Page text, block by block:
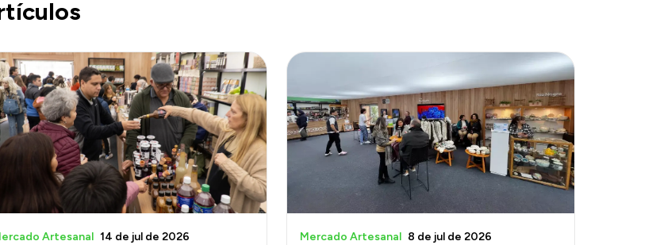
Artesanal 14 de jul de 2026 Mercado Artesanal 8 de jul de 2026